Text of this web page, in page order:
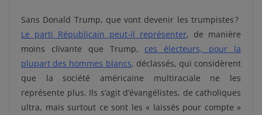
Sans Donald Trump, que vont devenir les trumpistes ?
Le parti Républicain peut-il représenter, de manière
moins clivante que Trump, ces électeurs, pour la
plupart des hommes blancs, déclassés, qui considèrent
que la société américaine multiraciale ne les
représente plus. Ils s’agit d’évangélistes, de catholiques
ultra, mais surtout ce sont les « laissés pour compte »